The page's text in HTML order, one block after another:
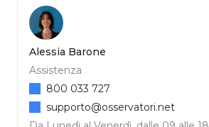
Alessia Barone
Assistenza
800 033 727
supporto@osservatori.net